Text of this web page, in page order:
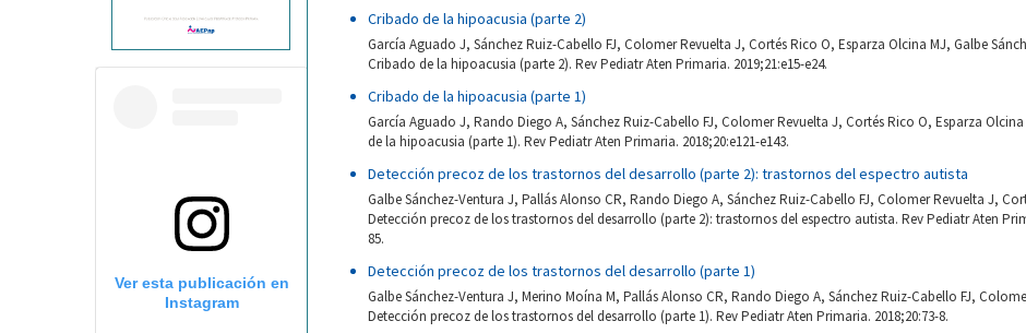
Ver esta publicación en
Instagram
Cribado de la hipoacusia (parte 2)
García Aguado J, Sánchez Ruiz-Cabello FJ, Colomer Revuelta J, Cortés Rico O, Esparza Olcina MJ, Galbe
Cribado de la hipoacusia (parte 2). Rev Pediatr Aten Primaria. 2019;21:e15-e24.
Cribado de la hipoacusia (parte 1)
García Aguado J, Rando Diego A, Sánchez Ruiz-Cabello FJ, Colomer Revuelta J, Cortés Rico O, Esparza Olcina
de la hipoacusia (parte 1). Rev Pediatr Aten Primaria. 2018;20:e121-e143.
Detección precoz de los trastornos del desarrollo (parte 2): trastornos del espectro autista
Galbe Sánchez-Ventura J, Pallás Alonso CR, Rando Diego A, Sánchez Ruiz-Cabello FJ, Colomer Revuelta J,
Detección precoz de los trastornos del desarrollo (parte 2): trastornos del espectro autista. Rev Pediatr Aten
85.
Detección precoz de los trastornos del desarrollo (parte 1)
Galbe Sánchez-Ventura J, Merino Moína M, Pallás Alonso CR, Rando Diego A, Sánchez Ruiz-Cabello FJ,
Detección precoz de los trastornos del desarrollo (parte 1). Rev Pediatr Aten Primaria. 2018;20:73-8.